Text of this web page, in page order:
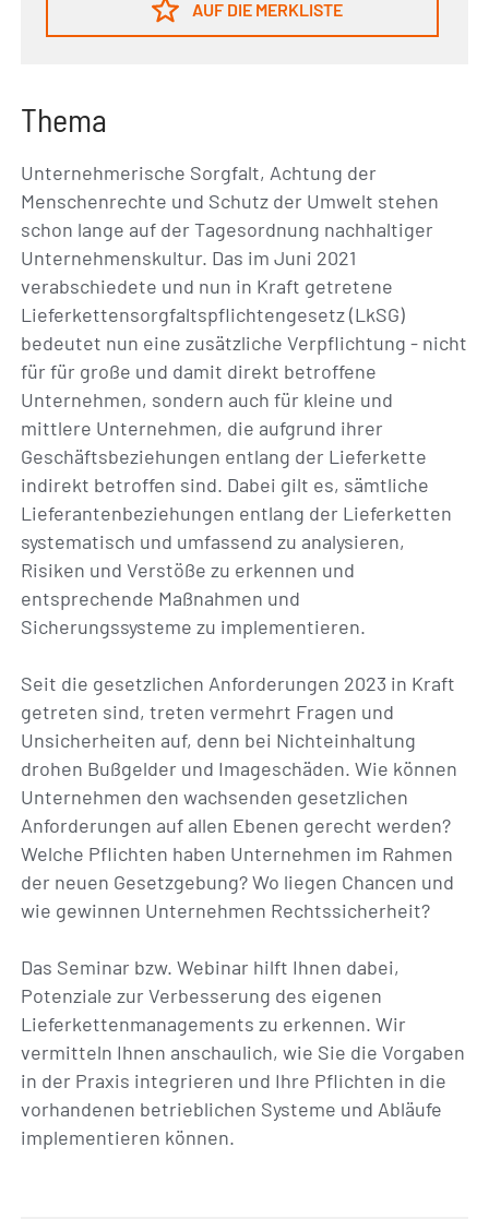
AUF DIE MERKLISTE
Thema
Unternehmerische Sorgfalt, Achtung der
Menschenrechte und Schutz der Umwelt stehen
schon lange auf der Tagesordnung nachhaltiger
Unternehmenskultur. Das im Juni 2021
verabschiedete und nun in Kraft getretene
Lieferkettensorgfaltspflichtengesetz (LkSG)
bedeutet nun eine zusätzliche Verpflichtung - nicht
für für große und damit direkt betroffene
Unternehmen, sondern auch für kleine und
mittlere Unternehmen, die aufgrund ihrer
Geschäftsbeziehungen entlang der Lieferkette
indirekt betroffen sind. Dabei gilt es, sämtliche
Lieferantenbeziehungen entlang der Lieferketten
systematisch und umfassend zu analysieren,
Risiken und Verstöße zu erkennen und
entsprechende Maßnahmen und
Sicherungssysteme zu implementieren.
Seit die gesetzlichen Anforderungen 2023 in Kraft
getreten sind, treten vermehrt Fragen und
Unsicherheiten auf, denn bei Nichteinhaltung
drohen Bußgelder und Imageschäden. Wie können
Unternehmen den wachsenden gesetzlichen
Anforderungen auf allen Ebenen gerecht werden?
Welche Pflichten haben Unternehmen im Rahmen
der neuen Gesetzgebung? Wo liegen Chancen und
wie gewinnen Unternehmen Rechtssicherheit?
Das Seminar bzw. Webinar hilft Ihnen dabei,
Potenziale zur Verbesserung des eigenen
Lieferkettenmanagements zu erkennen. Wir
vermitteln Ihnen anschaulich, wie Sie die Vorgaben
in der Praxis integrieren und Ihre Pflichten in die
vorhandenen betrieblichen Systeme und Abläufe
implementieren können.